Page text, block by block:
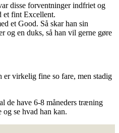
disse forventninger indfriet og
et fint Excellent.
et Good. Så skar han sin
og en duks, så han vil gerne gøre
virkelig fine so fare, men stadig
de have 6-8 måneders træning
se hvad han kan.